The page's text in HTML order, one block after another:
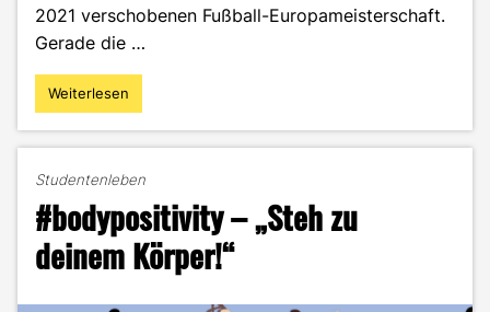
2021 verschobenen Fußball-Europameisterschaft.
Gerade die …
"Vom
Hater
–
mein
Weg
zu
Followern
Weiterlesen
Studentenleben
#bodypositivity – „Steh zu
deinem Körper!“